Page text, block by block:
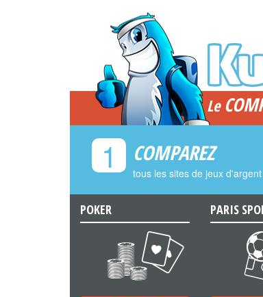
Le
1 COMPAREZ
tous les sites de jeux d'argent
POKER
a
PARIS